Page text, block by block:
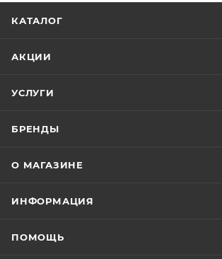
КАТАЛОГ
АКЦИИ
УСЛУГИ
БРЕНДЫ
О МАГАЗИНЕ
ИНФОРМАЦИЯ
ПОМОЩЬ